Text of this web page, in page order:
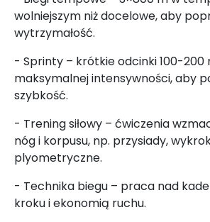
wolniejszym niż docelowe, aby
wytrzymałość.
- Sprinty – krótkie odcinki 100-200
maksymalnej intensywności, aby
szybkość.
- Trening siłowy – ćwiczenia
nóg i korpusu, np. przysiady,
plyometryczne.
- Technika biegu – praca nad
kroku i ekonomią ruchu.